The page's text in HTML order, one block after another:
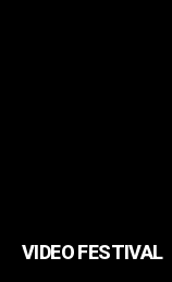
VIDEO FESTIVAL